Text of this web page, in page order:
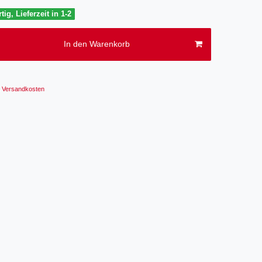
Lieferzeit in 1-2
In den Warenkorb
Versandkosten